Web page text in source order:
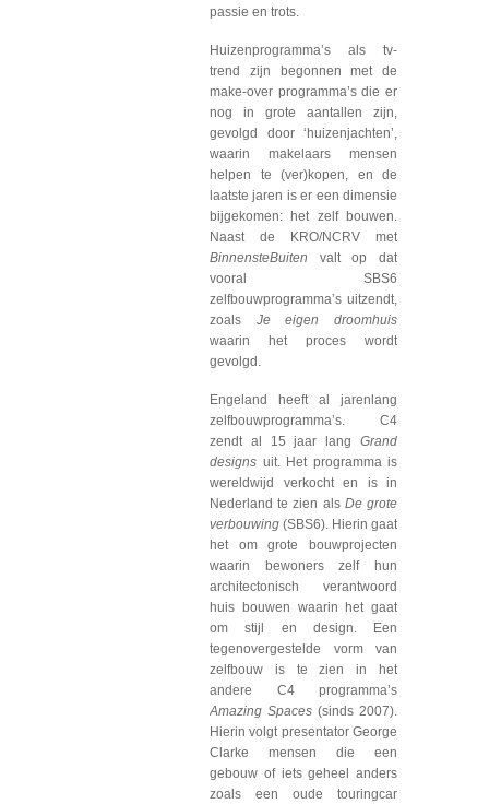
passie en trots.
Huizenprogramma’s als tv-
trend zijn begonnen met de
make-over programma’s die er
nog in grote aantallen zijn,
gevolgd door ‘huizenjachten’,
waarin makelaars mensen
helpen te (ver)kopen, en de
laatste jaren is er een dimensie
bijgekomen: het zelf bouwen.
Naast de KRO/NCRV met
BinnensteBuiten valt op dat
vooral SBS6
zelfbouwprogramma’s uitzendt,
zoals Je eigen droomhuis
waarin het proces wordt
gevolgd.
Engeland heeft al jarenlang
zelfbouwprogramma’s. C4
zendt al 15 jaar lang Grand
designs uit. Het programma is
wereldwijd verkocht en is in
Nederland te zien als De grote
verbouwing (SBS6). Hierin gaat
het om grote bouwprojecten
waarin bewoners zelf hun
architectonisch verantwoord
huis bouwen waarin het gaat
om stijl en design. Een
tegenovergestelde vorm van
zelfbouw is te zien in het
andere C4 programma’s
Amazing Spaces (sinds 2007).
Hierin volgt presentator George
Clarke mensen die een
gebouw of iets geheel anders
zoals een oude touringcar